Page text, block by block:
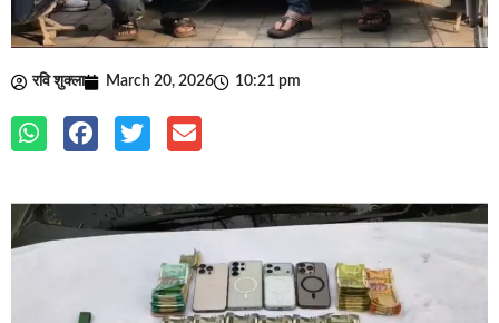
रवि शुक्ला March 20, 2026 10:21 pm